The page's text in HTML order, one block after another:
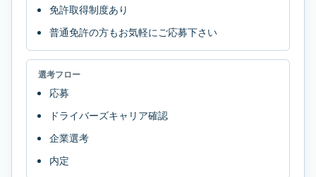
免許取得制度あり
普通免許の方もお気軽にご応募下さい
選考フロー
応募
ドライバーズキャリア確認
企業選考
内定